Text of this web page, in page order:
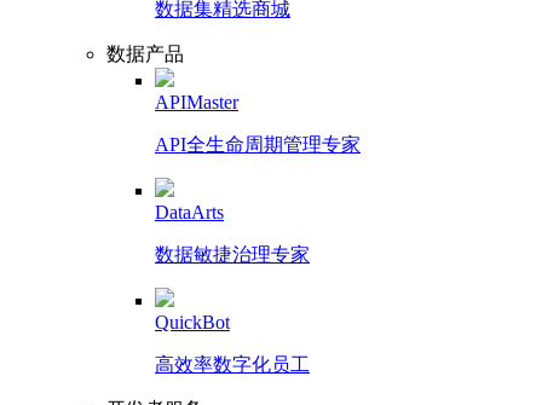
数据集精选商城
数据产品
APIMaster
API全生命周期管理专家
DataArts
数据敏捷治理专家
QuickBot
高效率数字化员工